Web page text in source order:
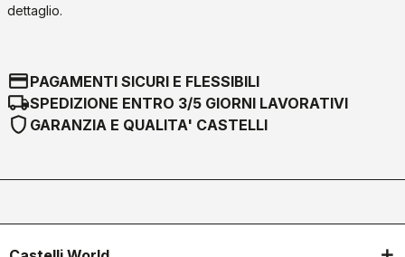
dettaglio.
credit_cardPAGAMENTI SICURI E FLESSIBILI
local_shippingSPEDIZIONE ENTRO 3/5 GIORNI LAVORATIVI
shield GARANZIA E QUALITA' CASTELLI